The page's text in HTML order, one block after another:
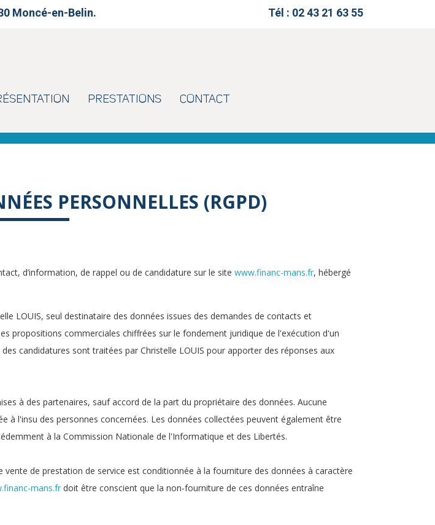
Moncé-en-Belin. Tél : 02 43 21 63 55
PRESTATIONS CONTACT
PERSONNELLES (RGPD)
d’information, de rappel ou de candidature sur le site www.financ-mans.fr, hébergé
LOUIS, seul destinataire des données issues des demandes de contacts et
propositions commerciales chiffrées sur le fondement juridique de l'exécution d'un
candidatures sont traitées par Christelle LOUIS pour apporter des réponses aux
à des partenaires, sauf accord de la part du propriétaire des données. Aucune
à l'insu des personnes concernées. Les données collectées peuvent également être
à la Commission Nationale de l'Informatique et des Libertés.
de prestation de service est conditionnée à la fourniture des données à caractère
mans.fr doit être conscient que la non-fourniture de ces données entraîne